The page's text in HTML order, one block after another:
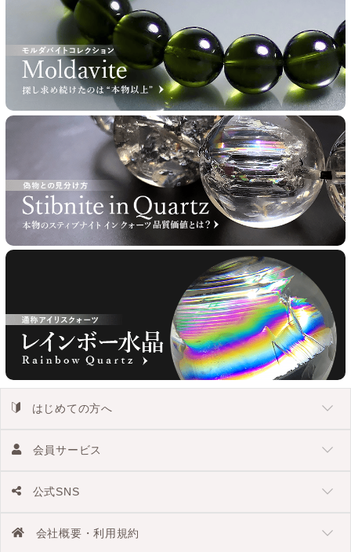
はじめての方へ
会員サービス
公式SNS
会社概要・利用規約